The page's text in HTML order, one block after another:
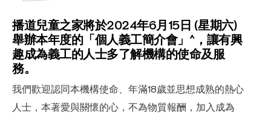
播道兒童之家將於2024年6月15日 (星期六)
舉辦本年度的「個人義工簡介會」^，讓有興
趣成為義工的人士多了解機構的使命及服
務。
我們歡迎認同本機構使命、年滿18歲並思想成熟的熱心
人士，本著愛與關懷的心，不為物質報酬，加入成為
服務